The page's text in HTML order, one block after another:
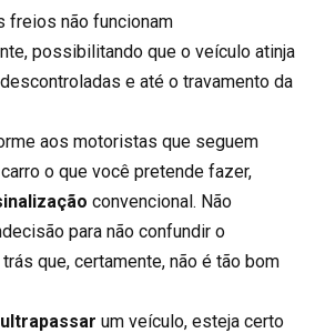
freios não funcionam
possibilitando que o veículo atinja
e até o travamento da
aos motoristas que seguem
o que você pretende fazer,
convencional. Não
para não confundir o
que, certamente, não é tão bom
ultrapassar um veículo, esteja certo